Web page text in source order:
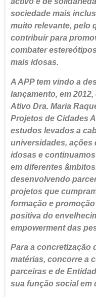
sociedade mais
muito relevante, pelo
contribuir para
combater
mais idosas.
A APP tem vindo a
lançamento, em
Ativo Dra. Maria
Projetos de Cidades
estudos levados a
universidades, ações
idosas e
em diferentes
desenvolvendo
projetos que
formação e
positiva do
empowerment das
Para a concretização
matérias, concorre a
parceiras e de
sua função social em